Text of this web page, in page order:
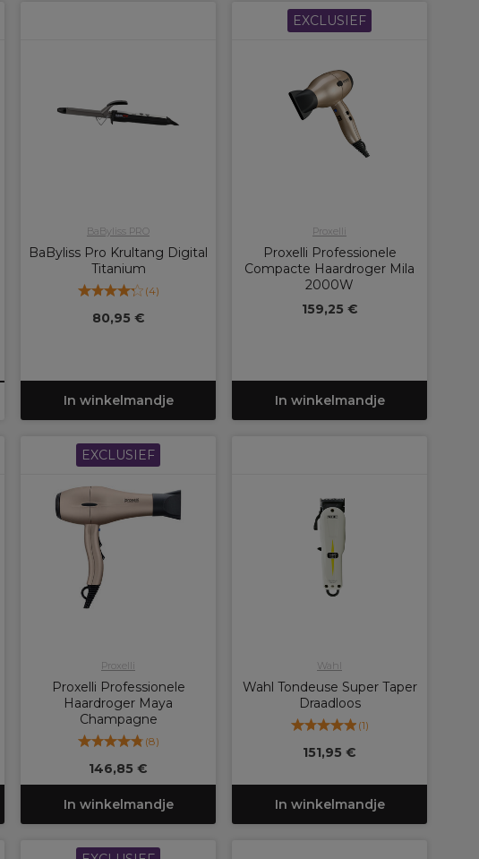
BaByliss PRO
BaByliss Pro Krultang Digital
Titanium
(4)
80,95 €
In winkelmandje
EXCLUSIEF
Proxelli
Proxelli Professionele
Compacte Haardroger Mila
2000W
159,25 €
In winkelmandje
EXCLUSIEF
Proxelli
Proxelli Professionele
Haardroger Maya
Champagne
(8)
146,85 €
In winkelmandje
Wahl
Wahl Tondeuse Super Taper
Draadloos
(1)
151,95 €
In winkelmandje